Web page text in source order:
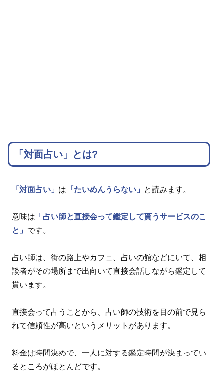
「対面占い」とは?
「対面占い」 は 「たいめんうらない」 と読みます。
意味は 「占い師と直接会って鑑定して貰うサービスのこ
と」 です。
占い師は、街の路上やカフェ、占いの館などにいて、相
談者がその場所まで出向いて直接会話しながら鑑定して
貰います。
直接会って占うことから、占い師の技術を目の前で見ら
れて信頼性が高いというメリットがあります。
料金は時間決めで、一人に対する鑑定時間が決まってい
るところがほとんどです。